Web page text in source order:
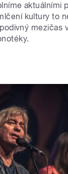
aktuálními
kultury to
mezičas